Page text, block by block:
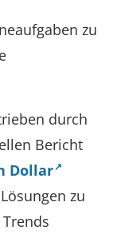
zu
durch
Bericht
Dollar
zu